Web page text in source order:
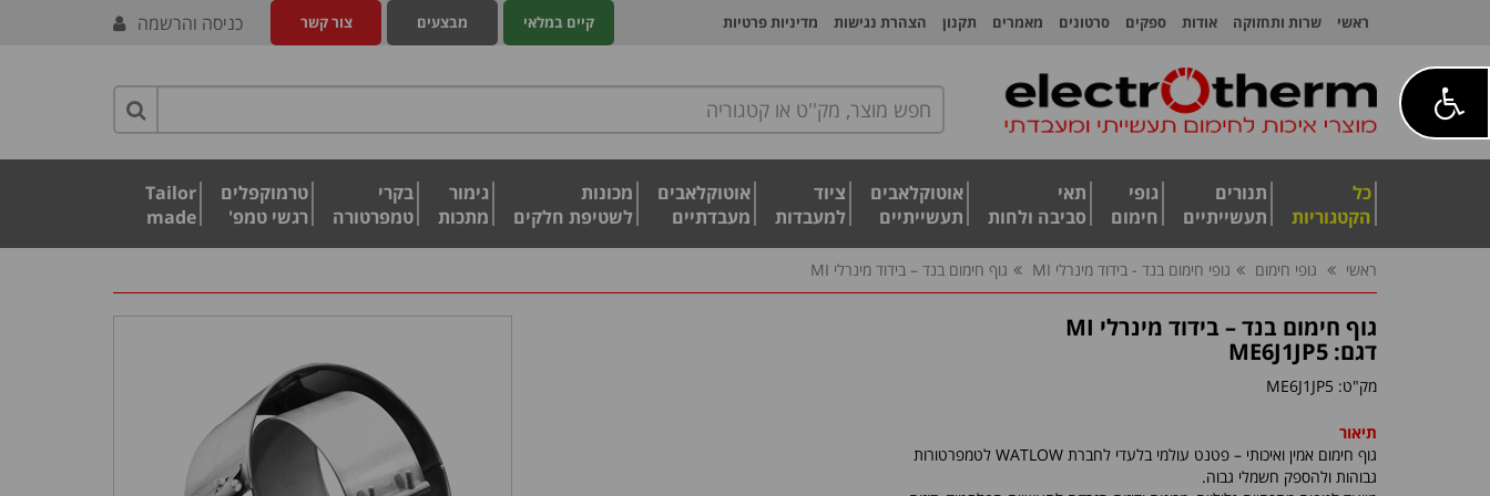
ראשי שרות ותחזוקה אודות ספקים סרטונים מאמרים תקנון הצהרת נגישות מדיניות פרטיות צור קשר מבצעים קיים במלאי כניסה והרשמה
כל
הקטגוריות
תנורים
תעשייתיים
גופי
חימום
תאי
סביבה ולחות
אוטוקלאבים
תעשייתיים
ציוד
למעבדות
אוטוקלאבים
מעבדתיים
מכונות
לשטיפת חלקים
גימור
מתכות
בקרי
טמפרטורה
טרמוקפלים
רגשי טמפ'
Tailor
made
ראשי גופי חימום גופי חימום בנד - בידוד מינרלי MI גוף חימום בנד – בידוד מינרלי MI
גוף חימום בנד – בידוד מינרלי MI
דגם: ME6J1JP5
מק"ט: ME6J1JP5
תיאור
גוף חימום אמין ואיכותי – פטנט עולמי בלעדי לחברת WATLOW לטמפרטורות
גבוהות ולהספק חשמלי גבוה.